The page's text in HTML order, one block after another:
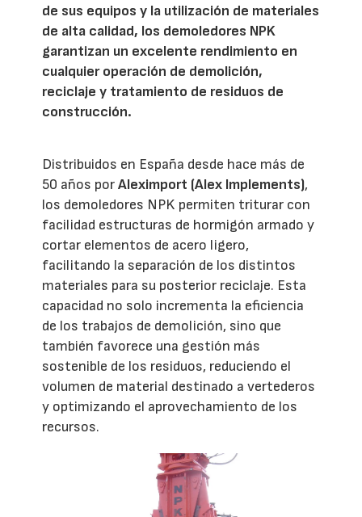
de sus equipos y la utilización de materiales
de alta calidad, los demoledores NPK
garantizan un excelente rendimiento en
cualquier operación de demolición,
reciclaje y tratamiento de residuos de
construcción.
Distribuidos en España desde hace más de
50 años porAleximport (Alex Implements),
los demoledores NPK permiten triturar con
facilidad estructuras de hormigón armado y
cortar elementos de acero ligero,
facilitando la separación de los distintos
materiales para su posterior reciclaje. Esta
capacidad no solo incrementa la eficiencia
de los trabajos de demolición, sino que
también favorece una gestión más
sostenible de los residuos, reduciendo el
volumen de material destinado a vertederos
y optimizando el aprovechamiento de los
recursos.